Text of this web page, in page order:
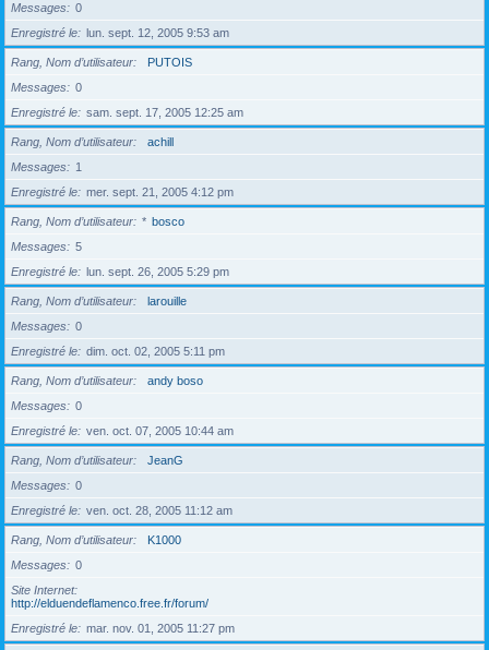
Messages
0
Enregistré le
lun. sept. 12, 2005 9:53 am
Rang, Nom d’utilisateur
PUTOIS
Messages
0
Enregistré le
sam. sept. 17, 2005 12:25 am
Rang, Nom d’utilisateur
achill
Messages
1
Enregistré le
mer. sept. 21, 2005 4:12 pm
Rang, Nom d’utilisateur * bosco
Messages
5
Enregistré le
lun. sept. 26, 2005 5:29 pm
Rang, Nom d’utilisateur
larouille
Messages
0
Enregistré le
dim. oct. 02, 2005 5:11 pm
Rang, Nom d’utilisateur
andy boso
Messages
0
Enregistré le
ven. oct. 07, 2005 10:44 am
Rang, Nom d’utilisateur
JeanG
Messages
0
Enregistré le
ven. oct. 28, 2005 11:12 am
Rang, Nom d’utilisateur
K1000
Messages
0
Site Internet
http://elduendeflamenco.free.fr/forum/
Enregistré le
mar. nov. 01, 2005 11:27 pm